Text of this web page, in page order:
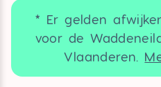
* Er gelden
voor de
Vlaanderen.